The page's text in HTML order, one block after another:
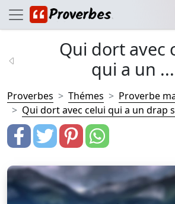
Qui dort avec
qui a un ...
Proverbes Thémes
Proverbe
Qui dort avec celui qui a un drap